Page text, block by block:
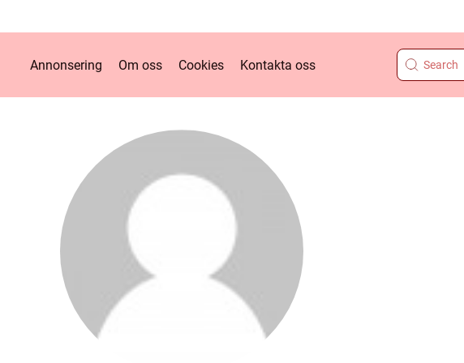
Annonsering Om oss Cookies Kontakta oss